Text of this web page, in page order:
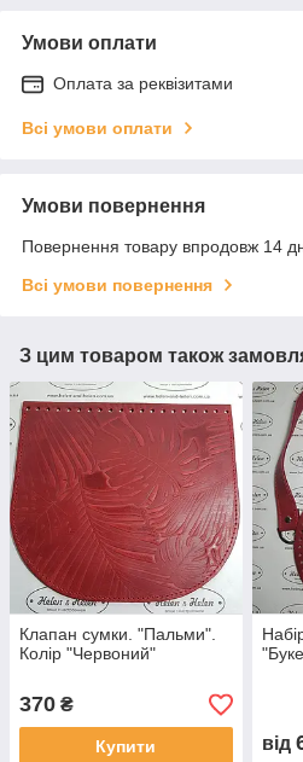
Умови оплати
Оплата за реквізитами
Всі умови оплати
Умови повернення
Повернення товару впродовж 14
Всі умови повернення
З цим товаром також
Клапан сумки. "Пальми".
Колір "Червоний"
370 ₴
Купити від